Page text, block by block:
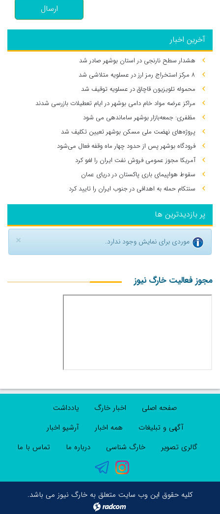
ارسال
آخرین اخبار
هشدار سطح نارنجی در استان بوشهر صادر شد
۸ مرکز استخراج رمز ارز در عسلویه متلاشی شد
محموله تلویزیون قاچاق در عسلویه توقیف شد
مراکز عرضه مواد خام دامی بوشهر در ایام تعطیلات بازرسی شدند
مظفری: جمعه‌بازار بوشهر ساماندهی می‌ شود
پروژه‌های نهضت ملی مسکن بوشهر تعیین تکلیف شد
فرودگاه بوشهر پس از حدود چهار ماه وقفه فعال می‌شود
آمریکا مجوز عمومی فروش نفت ایران را لغو کرد
سقوط هواپیمای باری پاکستان در دریای عمان
سنتکام حمله به اهدافی در جنوب ایران را تایید کرد
پر بازدیدترین ها
× موردی برای نمایش وجود ندارد.
مجوز فعالیت خارگ نیوز
صفحه اصلی اخبار خارگ
یادداشت
آگهی و تبلیغات
همه اخبار
آرشیو اخبار
گالری تصویر
خارگ شناسی درباره ما تماس با ما
کلیه حقوق این وب سایت متعلق به خارگ نیوز می باشد.
radcom